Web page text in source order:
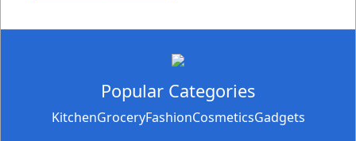
Popular Categories
KitchenGroceryFashionCosmeticsGadgets